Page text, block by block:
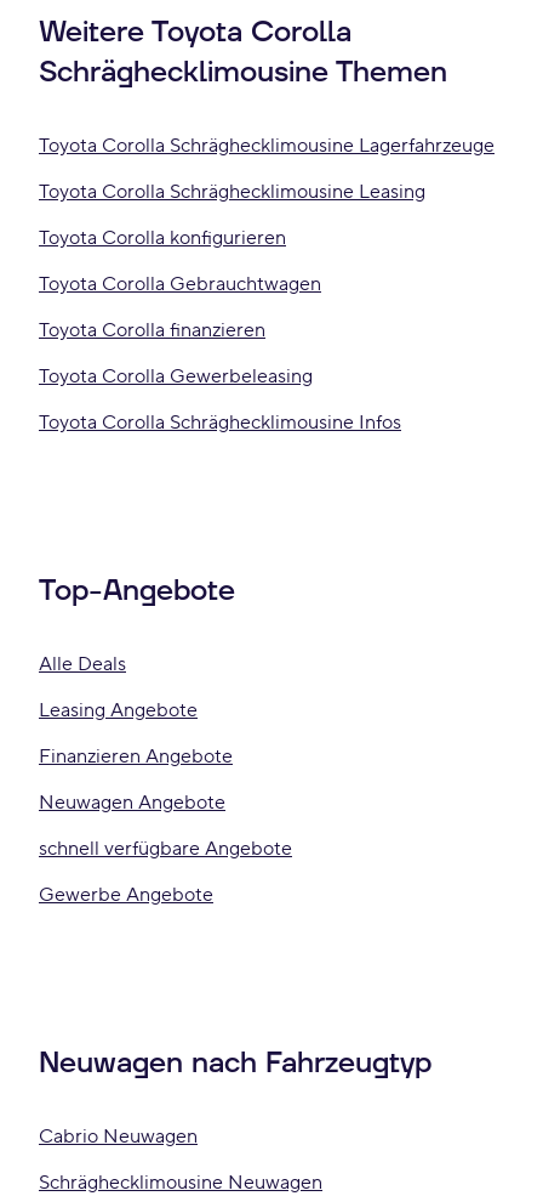
Weitere Toyota Corolla
Schräghecklimousine Themen
Toyota Corolla Schräghecklimousine Lagerfahrzeuge
Toyota Corolla Schräghecklimousine Leasing
Toyota Corolla konfigurieren
Toyota Corolla Gebrauchtwagen
Toyota Corolla finanzieren
Toyota Corolla Gewerbeleasing
Toyota Corolla Schräghecklimousine Infos
Top-Angebote
Alle Deals
Leasing Angebote
Finanzieren Angebote
Neuwagen Angebote
schnell verfügbare Angebote
Gewerbe Angebote
Neuwagen nach Fahrzeugtyp
Cabrio Neuwagen
Schräghecklimousine Neuwagen